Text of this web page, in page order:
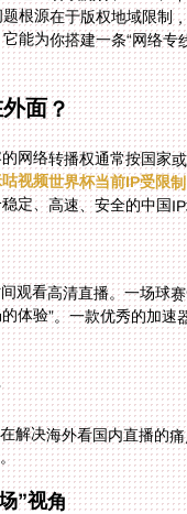
面？
网络转播权通常按国家
视频世界杯当前IP受限制
定、高速、安全的中国
观看高清直播。一场球
体验”。一款优秀的加
在解决海外看国内直播的
”视角